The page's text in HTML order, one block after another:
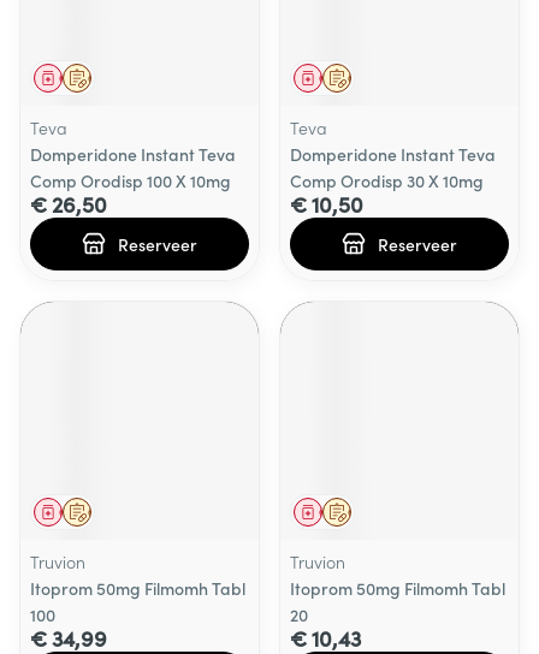
Op voorschrift
Geneesmiddel
Teva
Domperidone Instant Teva
Comp Orodisp 100 X 10mg
€ 26,50
Reserveer
Op voorschrift
Geneesmiddel
Teva
Domperidone Instant Teva
Comp Orodisp 30 X 10mg
€ 10,50
Reserveer
Op voorschrift
Geneesmiddel
Truvion
Itoprom 50mg Filmomh Tabl
100
€ 34,99
Op voorschrift
Geneesmiddel
Truvion
Itoprom 50mg Filmomh Tabl
20
€ 10,43